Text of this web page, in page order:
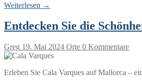
Weiterlesen →
Entdecken Sie die
Greg 19. Mai 2024 Orte 0 Kommentare
Erleben Sie Cala Varques auf Mallorca –